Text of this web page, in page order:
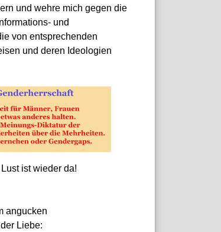
und wehre mich gegen die
und
von entsprechenden
und deren Ideologien
ist wieder da!
angucken
Liebe: